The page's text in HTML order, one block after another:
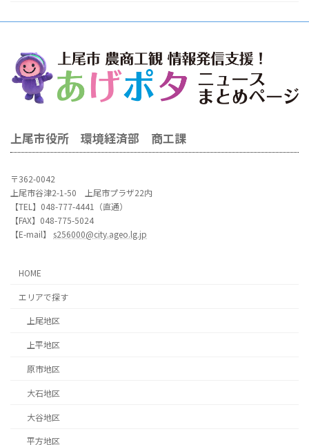
上尾市役所 環境経済部 商工課
〒362-0042
上尾市谷津2-1-50 上尾市プラザ22内
【TEL】048-777-4441（直通）
【FAX】048-775-5024
【E-mail】 s256000@city.ageo.lg.jp
HOME
エリアで探す
上尾地区
上平地区
原市地区
大石地区
大谷地区
平方地区